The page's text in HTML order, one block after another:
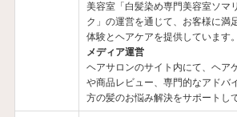
美容室「白髪染め専門美容室ソマ
ク」の運営を通じて、お客様に満
体験とヘアケアを提供しています。
メディア運営
ヘアサロンのサイト内にて、ヘア
や商品レビュー、専門的なアドバ
方の髪のお悩み解決をサポートし